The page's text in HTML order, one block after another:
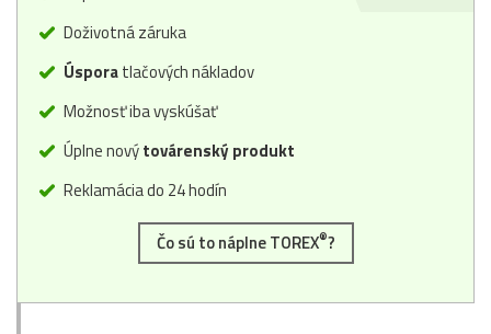
Doživotná záruka
Úsporatlačových nákladov
Možnosť iba vyskúšať
Úplne novýtovárenský produkt
Reklamácia do 24 hodín
Čo sú to náplne TOREX®?